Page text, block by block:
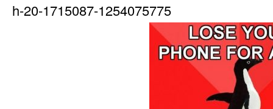
h-20-1715087-1254075775